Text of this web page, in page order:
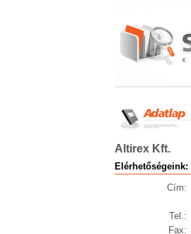
Altirex Kft.
Elérhetőségeink:
Cím:
Tel.:
Fax: